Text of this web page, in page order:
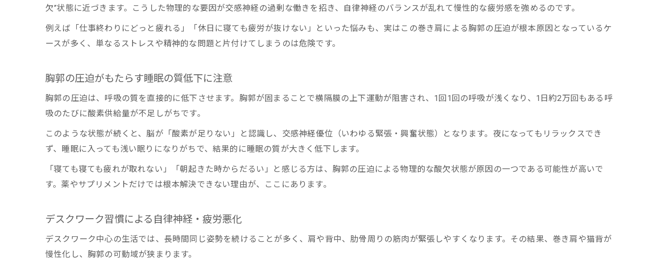
欠”状態に近づきます。こうした物理的な要因が交感神経の過剰な働きを招き、自律神経のバランスが乱れて慢性的な疲労感を強めるのです。
例えば「仕事終わりにどっと疲れる」「休日に寝ても疲労が抜けない」といった悩みも、実はこの巻き肩による胸郭の圧迫が根本原因となっているケ
ースが多く、単なるストレスや精神的な問題と片付けてしまうのは危険です。
胸郭の圧迫がもたらす睡眠の質低下に注意
胸郭の圧迫は、呼吸の質を直接的に低下させます。胸郭が固まることで横隔膜の上下運動が阻害され、1回1回の呼吸が浅くなり、1日約2万回もある呼
吸のたびに酸素供給量が不足しがちです。
このような状態が続くと、脳が「酸素が足りない」と認識し、交感神経優位（いわゆる緊張・興奮状態）となります。夜になってもリラックスでき
ず、睡眠に入っても浅い眠りになりがちで、結果的に睡眠の質が大きく低下します。
「寝ても寝ても疲れが取れない」「朝起きた時からだるい」と感じる方は、胸郭の圧迫による物理的な酸欠状態が原因の一つである可能性が高いで
す。薬やサプリメントだけでは根本解決できない理由が、ここにあります。
デスクワーク習慣による自律神経・疲労悪化
デスクワーク中心の生活では、長時間同じ姿勢を続けることが多く、肩や背中、肋骨周りの筋肉が緊張しやすくなります。その結果、巻き肩や猫背が
慢性化し、胸郭の可動域が狭まります。